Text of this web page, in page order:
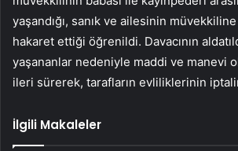
yaşandığı, sanık ve ailesinin
hakaret ettiği öğrenildi. Davacının
yaşananlar nedeniyle maddi ve manevi
ileri sürerek, tarafların evliliklerinin
İlgili Makaleler